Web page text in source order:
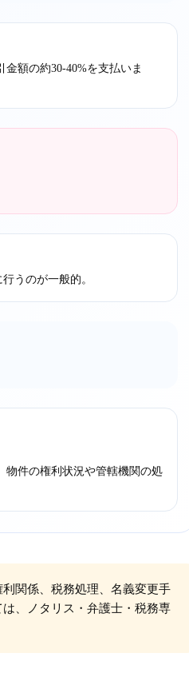
額の約30-40%を支払いま
うのが一般的。
物件の権利状況や管轄機関の処
関係、税務処理、名義変更手
、ノタリス・弁護士・税務専